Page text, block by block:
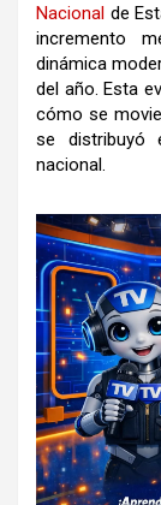
Nacional de
incremento
dinámica
del año. Esta
cómo se
se distribuyó
nacional.